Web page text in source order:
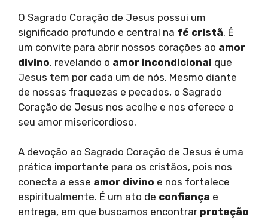
O Sagrado Coração de Jesus possui um
significado profundo e central na fé cristã. É
um convite para abrir nossos corações ao amor
divino, revelando o amor incondicional que
Jesus tem por cada um de nós. Mesmo diante
de nossas fraquezas e pecados, o Sagrado
Coração de Jesus nos acolhe e nos oferece o
seu amor misericordioso.
A devoção ao Sagrado Coração de Jesus é uma
prática importante para os cristãos, pois nos
conecta a esse amor divino e nos fortalece
espiritualmente. É um ato de confiança e
entrega, em que buscamos encontrar proteção